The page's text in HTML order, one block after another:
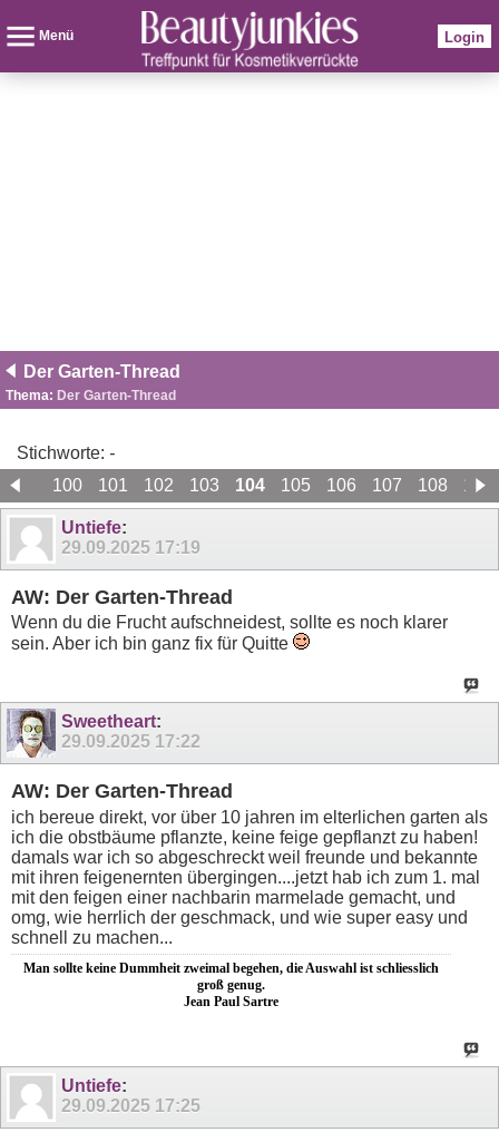
Menü Login
Der Garten-Thread
Thema: Der Garten-Thread
Stichworte: -
99
100 101 102 103 104 105 106 107 108 109
Untiefe:
29.09.2025 17:19
AW: Der Garten-Thread
Wenn du die Frucht aufschneidest, sollte es noch klarer
sein. Aber ich bin ganz fix für Quitte
Sweetheart:
29.09.2025 17:22
AW: Der Garten-Thread
ich bereue direkt, vor über 10 jahren im elterlichen garten als
ich die obstbäume pflanzte, keine feige gepflanzt zu haben!
damals war ich so abgeschreckt weil freunde und bekannte
mit ihren feigenernten übergingen....jetzt hab ich zum 1. mal
mit den feigen einer nachbarin marmelade gemacht, und
omg, wie herrlich der geschmack, und wie super easy und
schnell zu machen...
Man sollte keine Dummheit zweimal begehen, die Auswahl ist schliesslich
groß genug.
Jean Paul Sartre
Untiefe:
29.09.2025 17:25